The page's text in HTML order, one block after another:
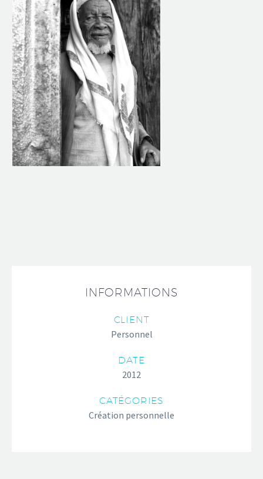
INFORMATIONS
CLIENT
Personnel
DATE
2012
CATÉGORIES
Création personnelle